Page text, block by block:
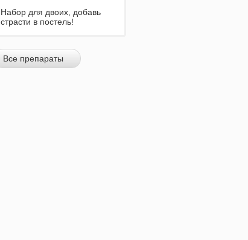
Набор для двоих, добавь
страсти в постель!
Все препараты